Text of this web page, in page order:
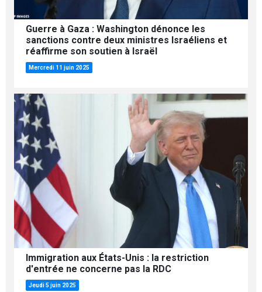
Guerre à Gaza : Washington dénonce les
sanctions contre deux ministres Israéliens et
réaffirme son soutien à Israël
Mercredi 11 juin 2025
Immigration aux États-Unis : la restriction
d'entrée ne concerne pas la RDC
Jeudi 5 juin 2025